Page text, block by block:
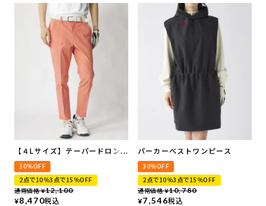
【４Lサイズ】テーパードロング
パンツ
30％OFF
2点で10％3点で15％OFF
通常価格 ¥12,100
¥8,470税込
パーカーベストワンピース
30％OFF
2点で10％3点で15％OFF
通常価格 ¥10,780
¥7,546税込